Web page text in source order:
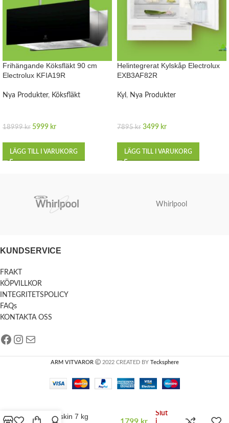
Frihängande Köksfläkt 90 cm
Electrolux KFIA19R
Nya Produkter, Köksfläkt
18999kr 5999 kr
LÄGG TILL I VARUKORG
Helintegrerat Kylskåp Electrolux
EXB3AF82R
Kyl , Nya Produkter
7895kr 3499 kr
LÄGG TILL I VARUKORG
Whirlpool
KUNDSERVICE
FRAKT
KÖPVILLKOR
INTEGRITETSPOLICY
FAQs
KONTAKTA OSS
ARM VITVAROR 2022 CREATED BY Tecksphere
Tvättmaskin 7 kg
1799 kr
Slut
i